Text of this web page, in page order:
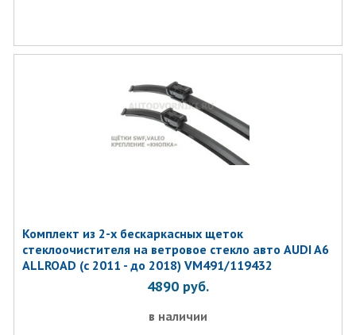
Комплект из 2-х бескаркасных щеток
стеклоочистителя на ветровое стекло авто AUDI A6
ALLROAD (с 2011 - до 2018) VM491/119432
4890 руб.
в наличии